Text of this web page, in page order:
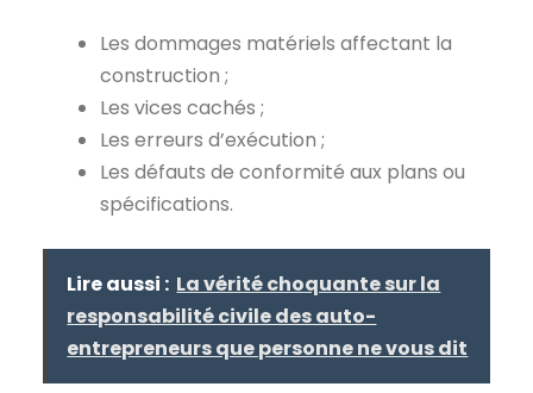
Les dommages matériels affectant la
construction ;
Les vices cachés ;
Les erreurs d’exécution ;
Les défauts de conformité aux plans ou
spécifications.
Lire aussi : La vérité choquante sur la
responsabilité civile des auto-
entrepreneurs que personne ne vous dit